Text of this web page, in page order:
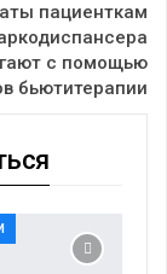
пациенткам
с помощью
бьютитерапии